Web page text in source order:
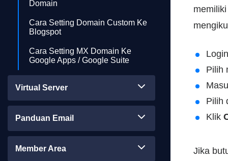
Domain
Cara Setting Domain Custom Ke
Blogspot
Cara Setting MX Domain Ke
Google Apps / Google Suite
Virtual Server
Panduan Email
Member Area
Pilih
Pilih
Klik
Jika